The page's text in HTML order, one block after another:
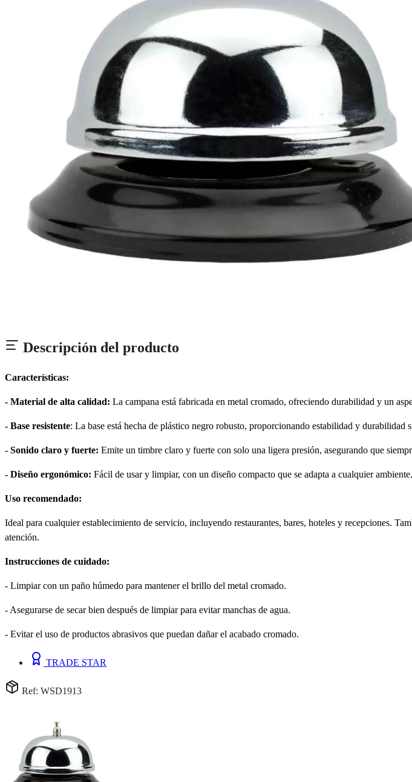
Descripción del producto
Características:
- Material de alta calidad: La campana está fabricada en metal cromado, ofreciendo durabilidad y un
- Base resistente: La base está hecha de plástico negro robusto, proporcionando estabilidad y durabilidad
- Sonido claro y fuerte: Emite un timbre claro y fuerte con solo una ligera presión, asegurando que
- Diseño ergonómico: Fácil de usar y limpiar, con un diseño compacto que se adapta a cualquier ambiente.
Uso recomendado:
Ideal para cualquier establecimiento de servicio, incluyendo restaurantes, bares, hoteles y recepciones.
atención.
Instrucciones de cuidado:
- Limpiar con un paño húmedo para mantener el brillo del metal cromado.
- Asegurarse de secar bien después de limpiar para evitar manchas de agua.
- Evitar el uso de productos abrasivos que puedan dañar el acabado cromado.
TRADE STAR
Ref: WSD1913